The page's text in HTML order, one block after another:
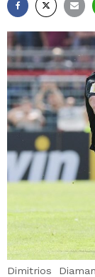
Mail
Dimitrios